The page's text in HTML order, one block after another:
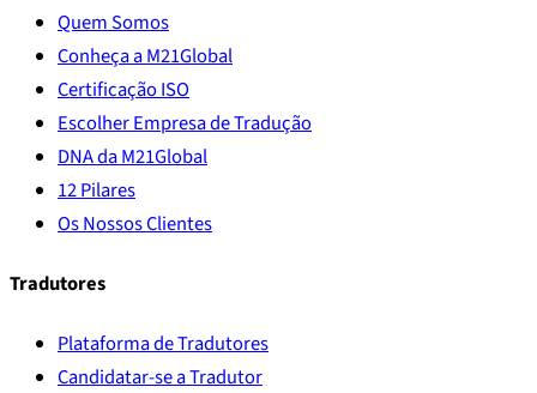
Quem Somos
Conheça a M21Global
Certificação ISO
Escolher Empresa de Tradução
DNA da M21Global
12 Pilares
Os Nossos Clientes
Tradutores
Plataforma de Tradutores
Candidatar-se a Tradutor